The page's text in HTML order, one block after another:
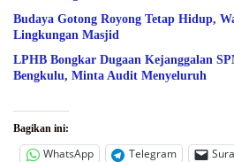
Budaya Gotong Royong Tetap Hidup,
Lingkungan Masjid
LPHB Bongkar Dugaan Kejanggalan
Bengkulu, Minta Audit Menyeluruh
Bagikan ini:
WhatsApp Telegram